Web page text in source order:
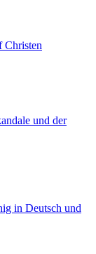
Christen
und der
in Deutsch und